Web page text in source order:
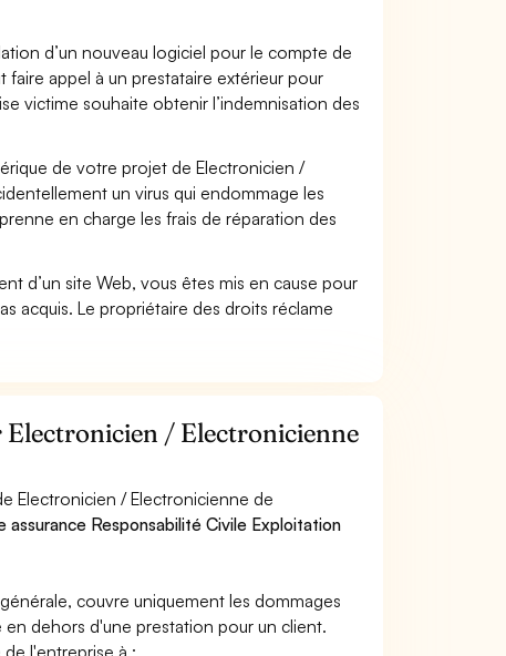
d’un nouveau logiciel pour le compte de
appel à un prestataire extérieur pour
victime souhaite obtenir l’indemnisation des
de votre projet de Electronicien /
un virus qui endommage les
en charge les frais de réparation des
d’un site Web, vous êtes mis en cause pour
acquis. Le propriétaire des droits réclame
/ Electronicienne
Electronicien / Electronicienne de
assurance Responsabilité Civile Exploitation
couvre uniquement les dommages
en dehors d'une prestation pour un client.
l'entreprise à :